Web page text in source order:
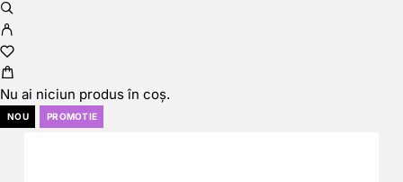
Nu ai niciun produs în coș.
NOU PROMOTIE